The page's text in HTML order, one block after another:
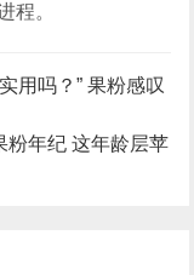
程。
用吗？” 果粉感叹
粉年纪 这年龄层苹